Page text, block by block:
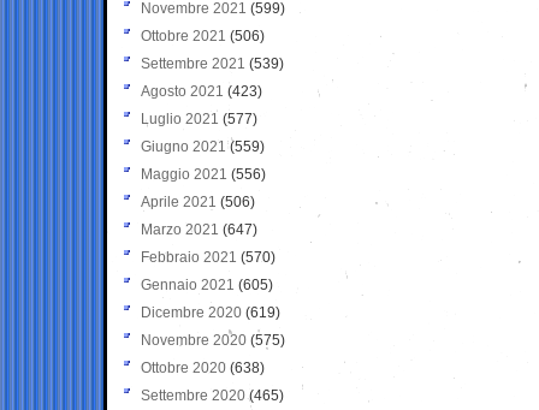
Novembre 2021 (599)
Ottobre 2021 (506)
Settembre 2021 (539)
Agosto 2021 (423)
Luglio 2021 (577)
Giugno 2021(559)
Maggio 2021 (556)
Aprile 2021 (506)
Marzo 2021 (647)
Febbraio 2021 (570)
Gennaio 2021 (605)
Dicembre 2020 (619)
Novembre 2020 (575)
Ottobre 2020 (638)
Settembre 2020(465)